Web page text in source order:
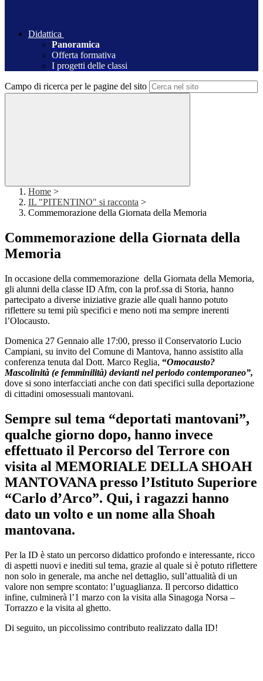
Didattica
Panoramica
Offerta formativa
I progetti delle classi
Campo di ricerca per le pagine del sito
Home >
IL "PITENTINO" si racconta >
Commemorazione della Giornata della Memoria
Commemorazione della Giornata della
Memoria
In occasione della commemorazione della Giornata della Memoria,
gli alunni della classe ID Afm, con la prof.ssa di Storia, hanno
partecipato a diverse iniziative grazie alle quali hanno potuto
riflettere su temi più specifici e meno noti ma sempre inerenti
l’Olocausto.
Domenica 27 Gennaio alle 17:00, presso il Conservatorio Lucio
Campiani, su invito del Comune di Mantova, hanno assistito alla
conferenza tenuta dal Dott. Marco Reglia, “Omocausto?
Mascolinità (e femminilità) devianti nel periodo contemporaneo”,
dove si sono interfacciati anche con dati specifici sulla deportazione
di cittadini omosessuali mantovani.
Sempre sul tema “deportati mantovani”,
qualche giorno dopo, hanno invece
effettuato il Percorso del Terrore con
visita al MEMORIALE DELLA SHOAH
MANTOVANA presso l’Istituto Superiore
“Carlo d’Arco”. Qui, i ragazzi hanno
dato un volto e un nome alla Shoah
mantovana.
Per la ID è stato un percorso didattico profondo e interessante, ricco
di aspetti nuovi e inediti sul tema, grazie al quale si è potuto riflettere
non solo in generale, ma anche nel dettaglio, sull’attualità di un
valore non sempre scontato: l’uguaglianza. Il percorso didattico
infine, culminerà l’1 marzo con la visita alla Sinagoga Norsa –
Torrazzo e la visita al ghetto.
Di seguito, un piccolissimo contributo realizzato dalla ID!